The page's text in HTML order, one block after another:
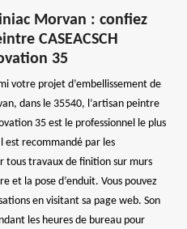
Morvan : confiez
CASEACSCH
35
votre projet d’embellissement de
dans le 35540, l’artisan peintre
35 est le professionnel le plus
recommandé par les
tous travaux de finition sur murs
et la pose d’enduit. Vous pouvez
en visitant sa page web. Son
les heures de bureau pour